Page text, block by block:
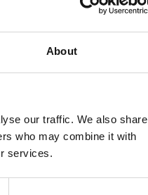
About
our traffic. We also share
who may combine it with
services.